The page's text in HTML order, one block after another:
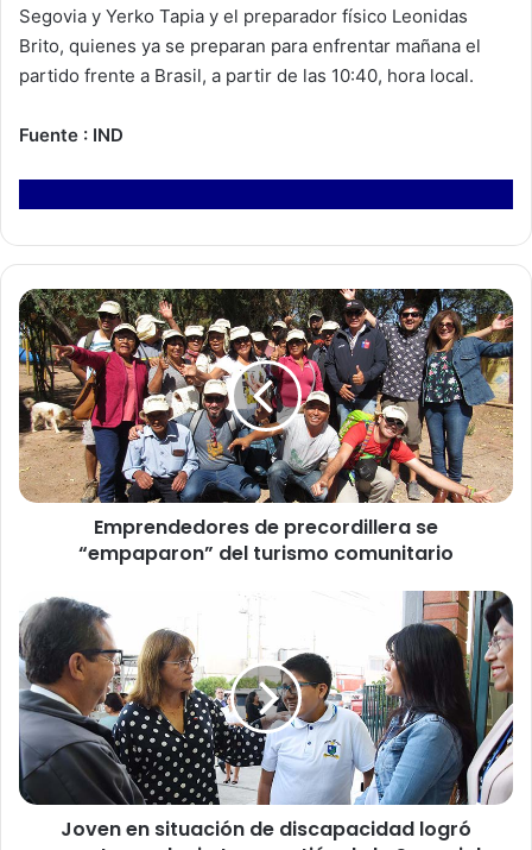
Segovia y Yerko Tapia y el preparador físico Leonidas
Brito, quienes ya se preparan para enfrentar mañana el
partido frente a Brasil, a partir de las 10:40, hora local.
Fuente : IND
E
m
p
r
e
n
d
e
d
d
e
p
r
c
o
r
Emprendedores de precordillera se
“empaparon” del turismo comunitario
o
v
e
n
n
s
i
Joven en situación de discapacidad logró